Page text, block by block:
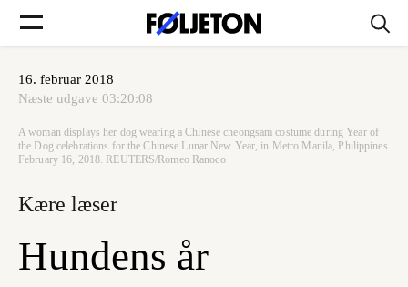
Forsider
Føljetoner
Søg
16. februar 2018
Næste udgave 03:20:08
A woman displays her dog wearing a Chinese cheongsam costume during Year of
the Dog celebrations for the Chinese Lunar New Year, in Metro Manila, Philippines
February 16, 2018. REUTERS/Romeo Ranoco
Kære læser
Hundens år